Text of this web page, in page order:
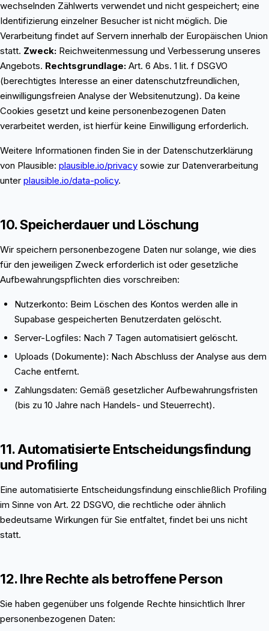
wechselnden Zählwerts verwendet und nicht gespeichert; eine
Identifizierung einzelner Besucher ist nicht möglich. Die
Verarbeitung findet auf Servern innerhalb der Europäischen Union
statt. Zweck: Reichweitenmessung und Verbesserung unseres
Angebots. Rechtsgrundlage: Art. 6 Abs. 1 lit. f DSGVO
(berechtigtes Interesse an einer datenschutzfreundlichen,
einwilligungsfreien Analyse der Websitenutzung). Da keine
Cookies gesetzt und keine personenbezogenen Daten
verarbeitet werden, ist hierfür keine Einwilligung erforderlich.
Weitere Informationen finden Sie in der Datenschutzerklärung
von Plausible: plausible.io/privacy sowie zur Datenverarbeitung
unter plausible.io/data-policy.
10. Speicherdauer und Löschung
Wir speichern personenbezogene Daten nur solange, wie dies
für den jeweiligen Zweck erforderlich ist oder gesetzliche
Aufbewahrungspflichten dies vorschreiben:
Nutzerkonto: Beim Löschen des Kontos werden alle in
Supabase gespeicherten Benutzerdaten gelöscht.
Server-Logfiles: Nach 7 Tagen automatisiert gelöscht.
Uploads (Dokumente): Nach Abschluss der Analyse aus dem
Cache entfernt.
Zahlungsdaten: Gemäß gesetzlicher Aufbewahrungsfristen
(bis zu 10 Jahre nach Handels- und Steuerrecht).
11. Automatisierte Entscheidungsfindung
und Profiling
Eine automatisierte Entscheidungsfindung einschließlich Profiling
im Sinne von Art. 22 DSGVO, die rechtliche oder ähnlich
bedeutsame Wirkungen für Sie entfaltet, findet bei uns nicht
statt.
12. Ihre Rechte als betroffene Person
Sie haben gegenüber uns folgende Rechte hinsichtlich Ihrer
personenbezogenen Daten: